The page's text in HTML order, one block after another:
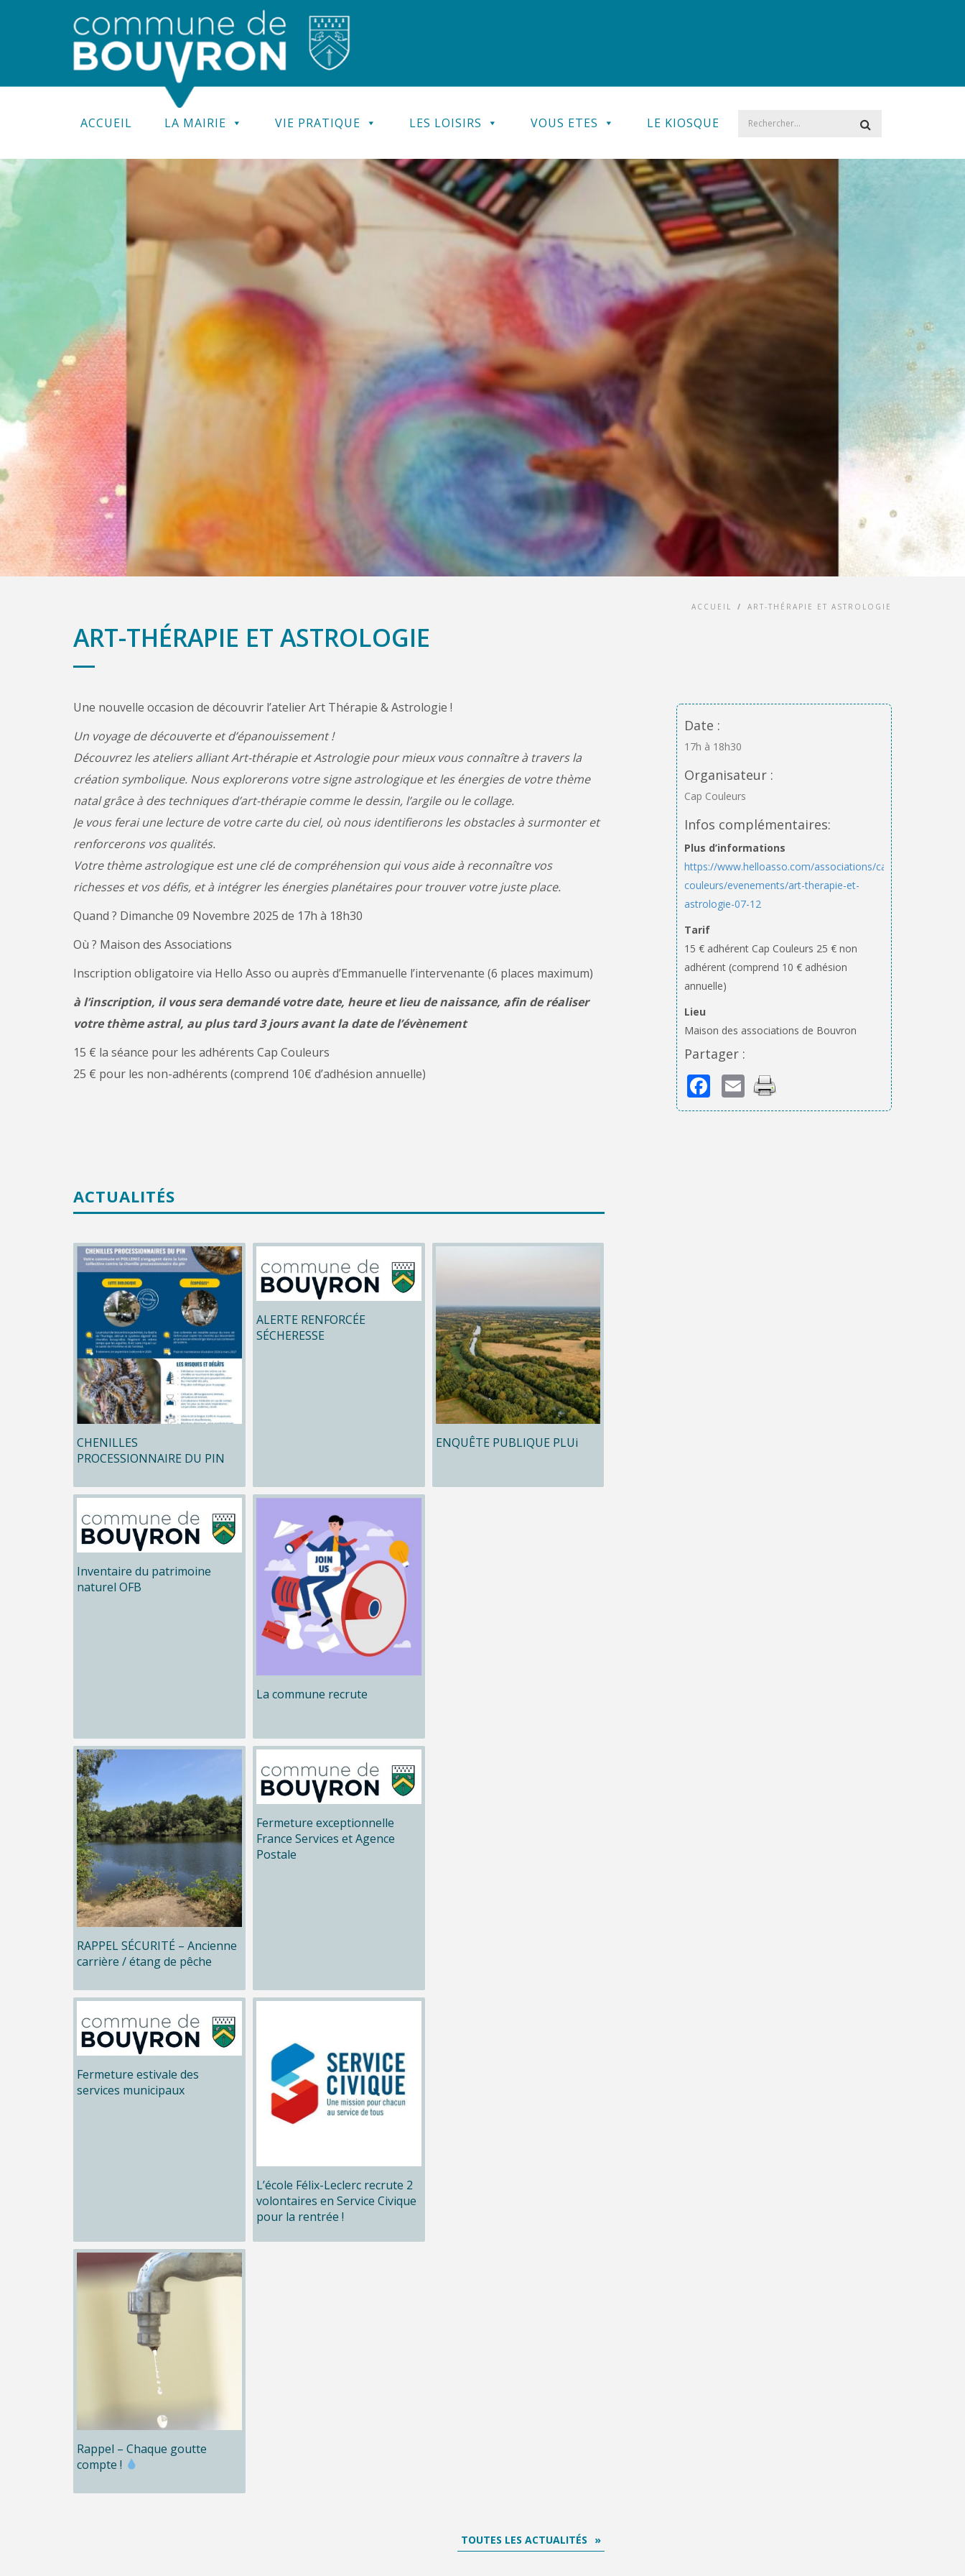
ACCUEIL LA MAIRIE VIE PRATIQUE LES LOISIRS VOUS ETES LE KIOSQUE
ACCUEIL / ART-THÉRAPIE ET ASTROLOGIE
ART-THÉRAPIE ET ASTROLOGIE
Une nouvelle occasion de découvrir l’atelier Art Thérapie & Astrologie !
Un voyage de découverte et d’épanouissement !
Découvrez les ateliers alliant Art-thérapie et Astrologie pour mieux vous connaître à travers la
création symbolique. Nous explorerons votre signe astrologique et les énergies de votre thème
natal grâce à des techniques d’art-thérapie comme le dessin, l’argile ou le collage.
Je vous ferai une lecture de votre carte du ciel, où nous identifierons les obstacles à surmonter et
renforcerons vos qualités.
Votre thème astrologique est une clé de compréhension qui vous aide à reconnaître vos
richesses et vos défis, et à intégrer les énergies planétaires pour trouver votre juste place.
Quand ? Dimanche 09 Novembre 2025 de 17h à 18h30
Où ? Maison des Associations
Inscription obligatoire via Hello Asso ou auprès d’Emmanuelle l’intervenante (6 places maximum)
à l’inscription, il vous sera demandé votre date, heure et lieu de naissance, afin de réaliser
votre thème astral, au plus tard 3 jours avant la date de l’évènement
15 € la séance pour les adhérents Cap Couleurs
25 € pour les non-adhérents (comprend 10€ d’adhésion annuelle)
Date :
17h à 18h30
Organisateur :
Cap Couleurs
Infos complémentaires:
Plus d’informations
https://www.helloasso.com/associations/cap-
couleurs/evenements/art-therapie-et-
astrologie-07-12
Tarif
15 € adhérent Cap Couleurs 25 € non
adhérent (comprend 10 € adhésion
annuelle)
Lieu
Maison des associations de Bouvron
Partager :
Facebook
Email
ACTUALITÉS
CHENILLES
PROCESSIONNAIRE DU PIN
ALERTE RENFORCÉE
SÉCHERESSE
ENQUÊTE PUBLIQUE PLUi
Inventaire du patrimoine
naturel OFB
La commune recrute
RAPPEL SÉCURITÉ – Ancienne
carrière / étang de pêche
Fermeture exceptionnelle
France Services et Agence
Postale
Fermeture estivale des
services municipaux
L’école Félix-Leclerc recrute 2
volontaires en Service Civique
pour la rentrée !
Rappel – Chaque goutte
compte !
TOUTES LES ACTUALITÉS